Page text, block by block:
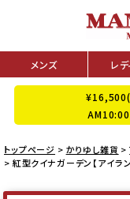
メンズ レデ
¥16,500(
トップページ かりゆし雑貨
紅型クイナガーデン【アイラ